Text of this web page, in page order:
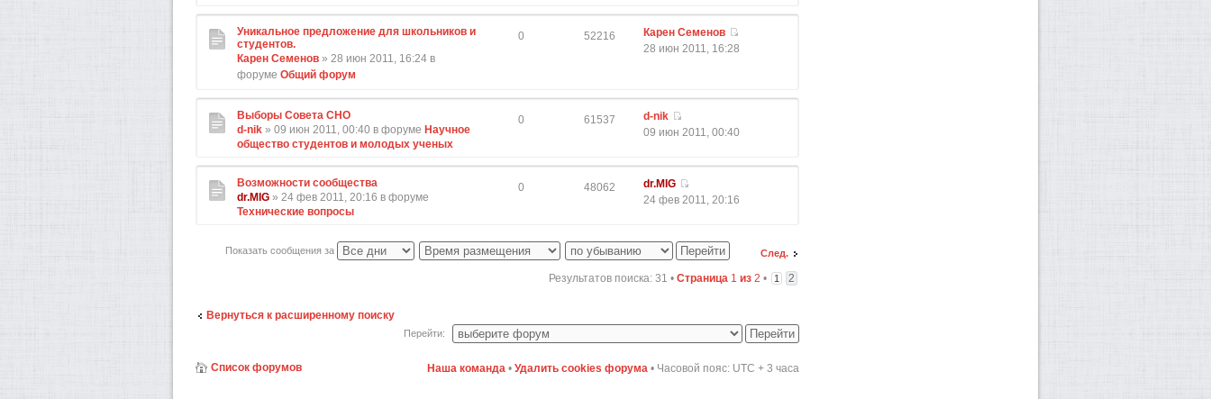
Уникальное предложение для школьников и
студентов.
Карен Семенов » 28 июн 2011, 16:24 в
форуме Общий форум
0 52216
Карен Семенов
28 июн 2011, 16:28
Выборы Совета СНО
d-nik » 09 июн 2011, 00:40 в форуме Научное
общество студентов и молодых ученых
0 61537
d-nik
09 июн 2011, 00:40
Возможности сообщества
dr.MIG » 24 фев 2011, 20:16 в форуме
Технические вопросы
0 48062
dr.MIG
24 фев 2011, 20:16
След.
Показать сообщения за
Результатов поиска: 31 • Страница 1 из 2 • 1 2
Вернуться к расширенному поиску
Перейти:
Список форумов Наша команда • Удалить cookies форума • Часовой пояс: UTC + 3 часа